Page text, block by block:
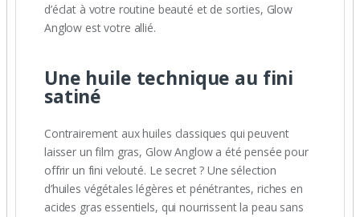
d’éclat à votre routine beauté et de sorties, Glow
Anglow est votre allié.
Une huile technique au fini
satiné
Contrairement aux huiles classiques qui peuvent
laisser un film gras, Glow Anglow a été pensée pour
offrir un fini velouté. Le secret ? Une sélection
d’huiles végétales légères et pénétrantes, riches en
acides gras essentiels, qui nourrissent la peau sans